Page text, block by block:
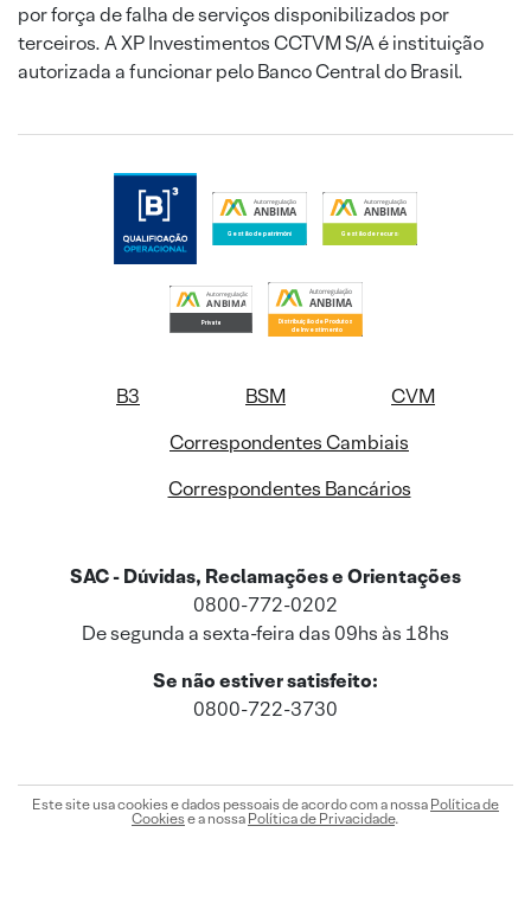
por força de falha de serviços disponibilizados por
terceiros. A XP Investimentos CCTVM S/A é instituição
autorizada a funcionar pelo Banco Central do Brasil.
B3 BSM
CVM
Correspondentes Cambiais
Correspondentes Bancários
SAC - Dúvidas, Reclamações e Orientações
0800-772-0202
De segunda a sexta-feira das 09hs às 18hs
Se não estiver satisfeito:
0800-722-3730
Este site usa cookies e dados pessoais de acordo com a nossa Política de
Cookiese a nossa Política de Privacidade.